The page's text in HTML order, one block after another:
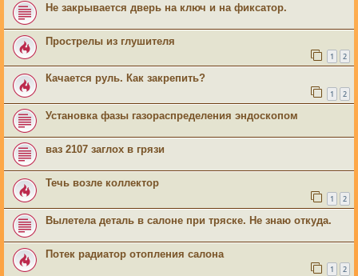
Не закрывается дверь на ключ и на фиксатор.
Прострелы из глушителя
1 2
Качается руль. Как закрепить?
1 2
Установка фазы газораспределения эндоскопом
ваз 2107 заглох в грязи
Течь возле коллектор
1 2
Вылетела деталь в салоне при тряске. Не знаю откуда.
Потек радиатор отопления салона
1 2